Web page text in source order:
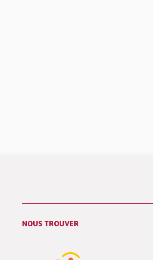
NOUS TROUVER